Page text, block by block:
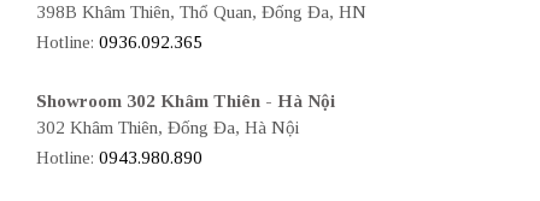
398B Khâm Thiên, Thổ Quan, Đống Đa, HN
Hotline: 0936.092.365
Showroom 302 Khâm Thiên - Hà Nội
302 Khâm Thiên, Đống Đa, Hà Nội
Hotline: 0943.980.890